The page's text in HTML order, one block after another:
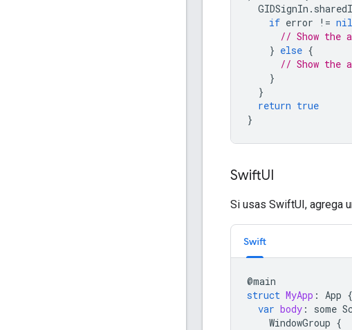
GIDSignIn .
if error != nil
// Show the
} else {
// Show the
}
}
return true
}
SwiftUI
Si usas SwiftUI, agrega
Swift
@main
struct MyApp : App {
var body : some
WindowGroup {